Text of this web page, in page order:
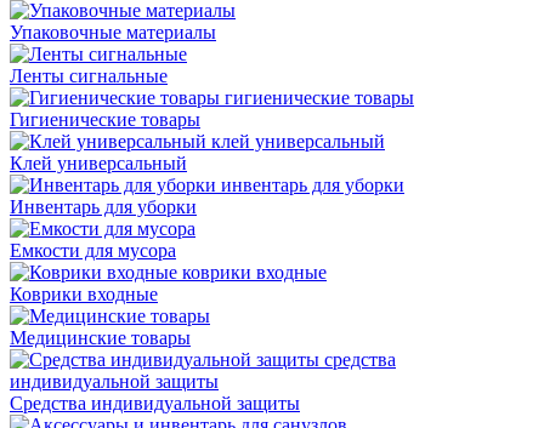
Упаковочные материалы
Ленты сигнальные
Гигиенические товары
Клей универсальный
Инвентарь для уборки
Емкости для мусора
Коврики входные
Медицинские товары
Средства индивидуальной защиты